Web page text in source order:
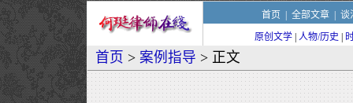
首页 全部文章| 谈
原创文学 人物/历史
首页 > 案例指导 > 正文